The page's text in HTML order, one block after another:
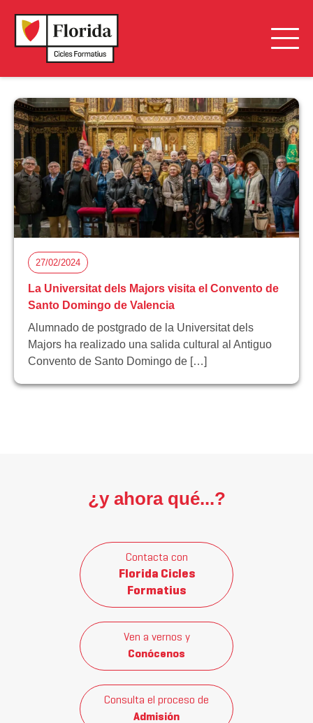
27/02/2024
La Universitat dels Majors visita el Convento de
Santo Domingo de Valencia
Alumnado de postgrado de la Universitat dels
Majors ha realizado una salida cultural al Antiguo
Convento de Santo Domingo de […]
¿y ahora qué...?
Contacta con
Florida Cicles
Formatius
Ven a vernos y
Conócenos
Consulta el proceso de
Admisión